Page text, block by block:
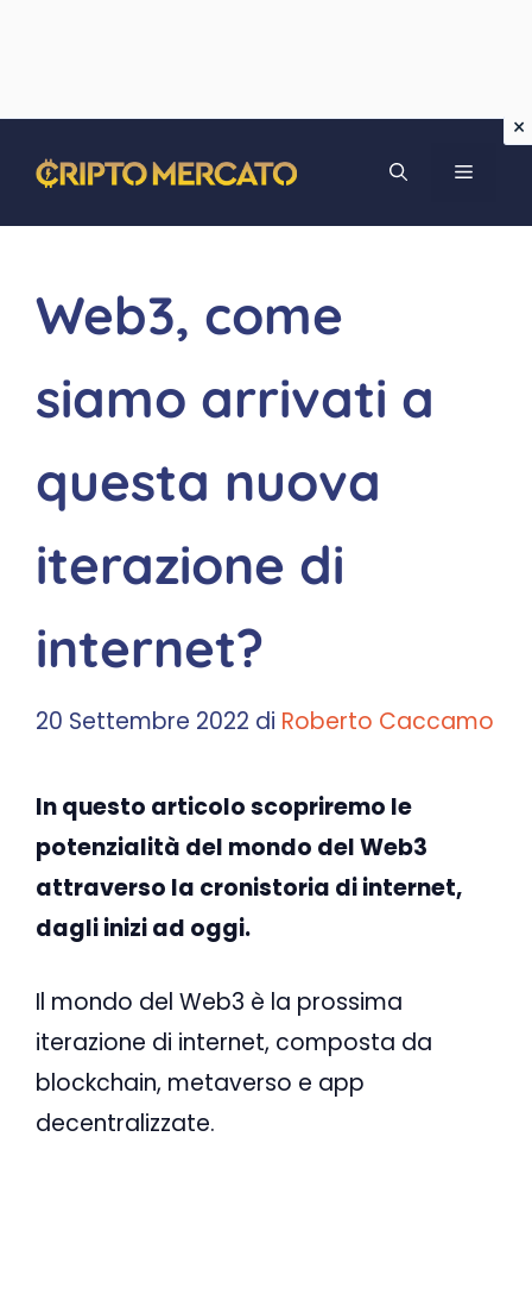
contenuto
MENU
Web3, come
siamo arrivati a
questa nuova
iterazione di
internet?
20 Settembre 2022 di Roberto Caccamo
In questo articolo scopriremo le
potenzialità del mondo del Web3
attraverso la cronistoria di internet,
dagli inizi ad oggi.
Il mondo del Web3 è la prossima
iterazione di internet, composta da
blockchain, metaverso e app
decentralizzate.